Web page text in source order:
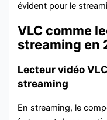
évident pour le
VLC comme
streaming en
Lecteur vidéo
streaming
En streaming, le